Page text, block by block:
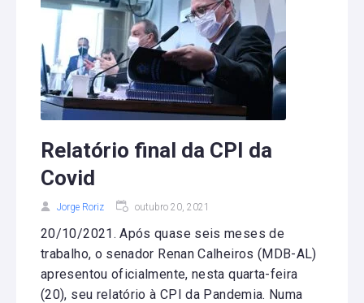
Relatório final da CPI da
Covid
Jorge Roriz outubro 20, 2021
20/10/2021. Após quase seis meses de
trabalho, o senador Renan Calheiros (MDB-AL)
apresentou oficialmente, nesta quarta-feira
(20), seu relatório à CPI da Pandemia. Numa